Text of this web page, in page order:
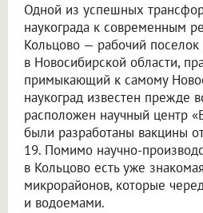
Одной из успешных
наукограда к современным
Кольцово — рабочий поселок
в Новосибирской области,
примыкающий к самому
наукоград известен прежде
расположен научный центр
были разработаны вакцины
19. Помимо научно-
в Кольцово есть уже
микрорайонов, которые
и водоемами.